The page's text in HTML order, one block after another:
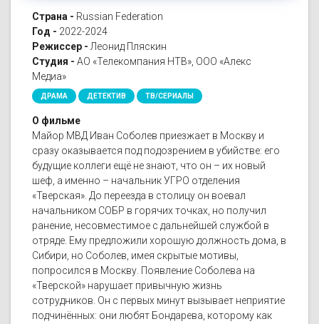
Страна - Russian Federation
Год - 2022-2024
Режиссер - Леонид Пляскин
Студия - АО «Телекомпания НТВ», ООО «Алекс
Медиа»
ДРАМА ДЕТЕКТИВ ТВ/СЕРИАЛЫ
О фильме
Майор МВД Иван Соболев приезжает в Москву и
сразу оказывается под подозрением в убийстве: его
будущие коллеги ещё не знают, что он – их новый
шеф, а именно – начальник УГРО отделения
«Тверская». До переезда в столицу он воевал
начальником СОБР в горячих точках, но получил
ранение, несовместимое с дальнейшей службой в
отряде. Ему предложили хорошую должность дома, в
Сибири, но Соболев, имея скрытые мотивы,
попросился в Москву. Появление Соболева на
«Тверской» нарушает привычную жизнь
сотрудников. Он с первых минут вызывает неприятие
подчинённых: они любят Бондарева, которому как